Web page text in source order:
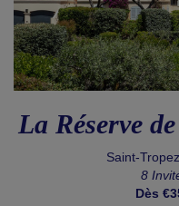
La Réserve
Saint-
8
Dès